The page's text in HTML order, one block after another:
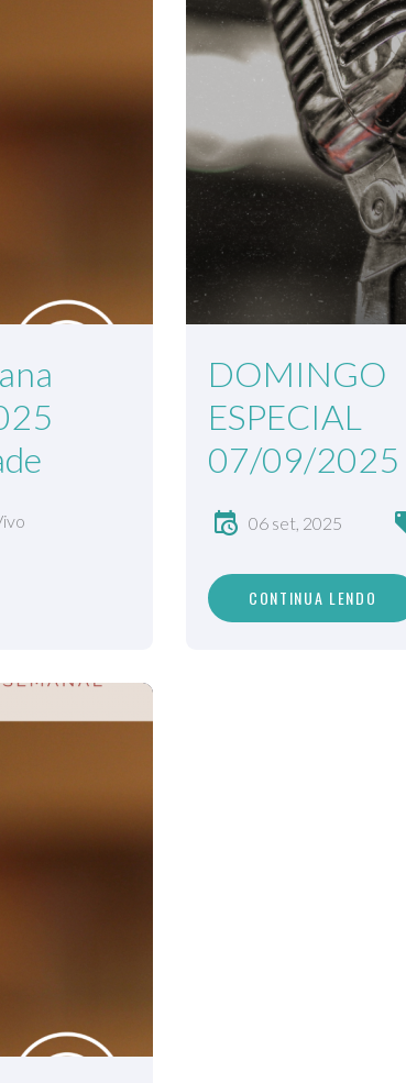
DOMINGO
ESPECIAL
07/09/2025
06 set, 2025
CONTINUA LENDO